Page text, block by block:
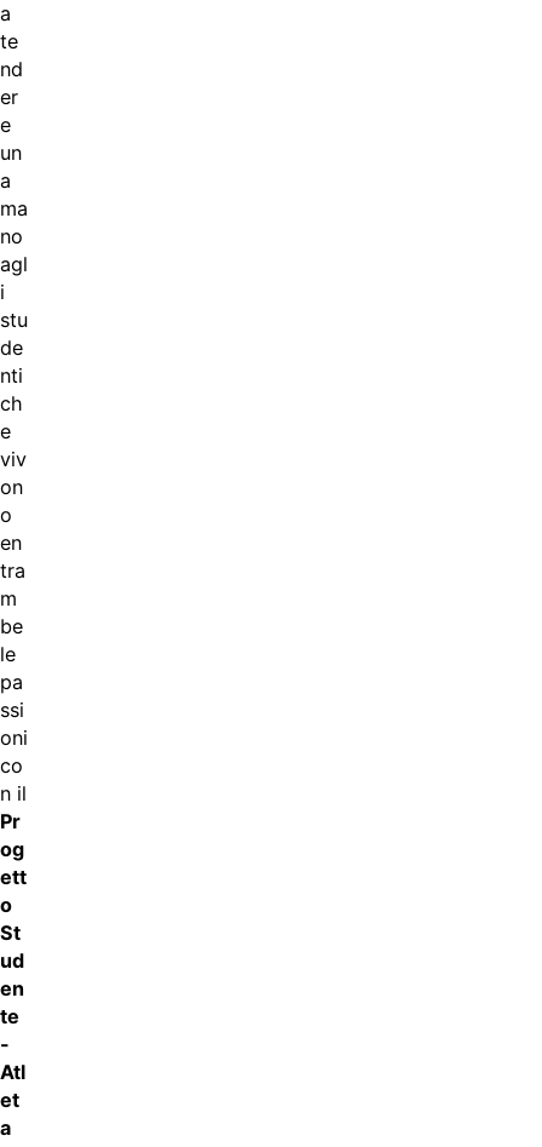
a
te
nd
er
e
un
a
ma
no
agl
i
stu
de
nti
ch
e
viv
on
o
en
tra
m
be
le
pa
ssi
oni
co
n il
Pr
og
ett
o
St
ud
en
te
-
Atl
et
a